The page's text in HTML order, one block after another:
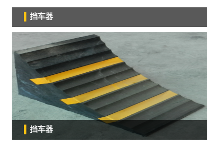
挡车器
挡车器